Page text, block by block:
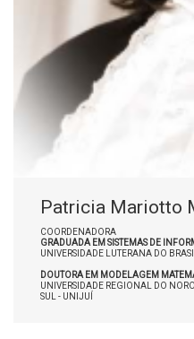
Patricia Mariotto
COORDENADORA
GRADUADA EM SISTEMAS DE
UNIVERSIDADE LUTERANA DO
DOUTORA EM MODELAGEM
UNIVERSIDADE REGIONAL DO
SUL - UNIJUÍ